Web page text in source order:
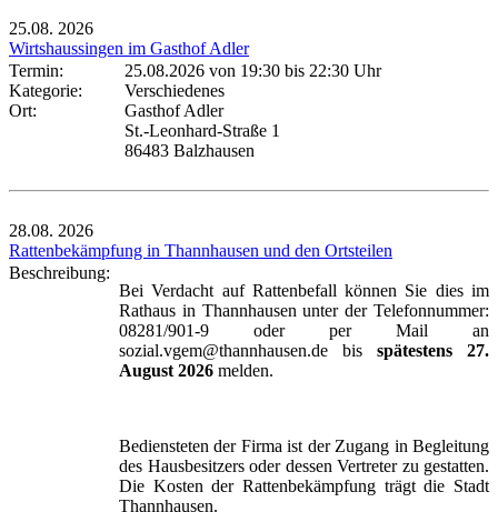
25.08. 2026
Wirtshaussingen im Gasthof Adler
Termin:
25.08.2026 von 19:30 bis 22:30 Uhr
Kategorie:
Verschiedenes
Ort:
Gasthof Adler
St.-Leonhard-Straße 1
86483 Balzhausen
28.08. 2026
Rattenbekämpfung in Thannhausen und den Ortsteilen
Beschreibung:
Bei Verdacht auf Rattenbefall können Sie dies im
Rathaus in Thannhausen unter der Telefonnummer:
08281/901-9 oder per Mail an
sozial.vgem@thannhausen.de bis spätestens 27.
August 2026 melden.
Bediensteten der Firma ist der Zugang in Begleitung
des Hausbesitzers oder dessen Vertreter zu gestatten.
Die Kosten der Rattenbekämpfung trägt die Stadt
Thannhausen.